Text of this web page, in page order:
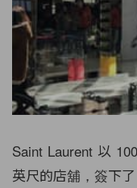
Saint Laurent 以
英尺的店舖，簽下